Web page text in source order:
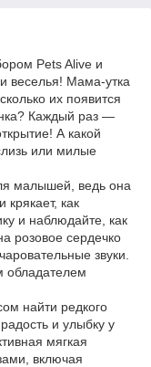
Pets Alive и
веселья! Мама-утка
их появится
Каждый раз —
А какой
или милые
малышей, ведь она
крякает, как
и наблюдайте, как
розовое сердечко
звуки.
обладателем
найти редкого
и улыбку у
мягкая
включая